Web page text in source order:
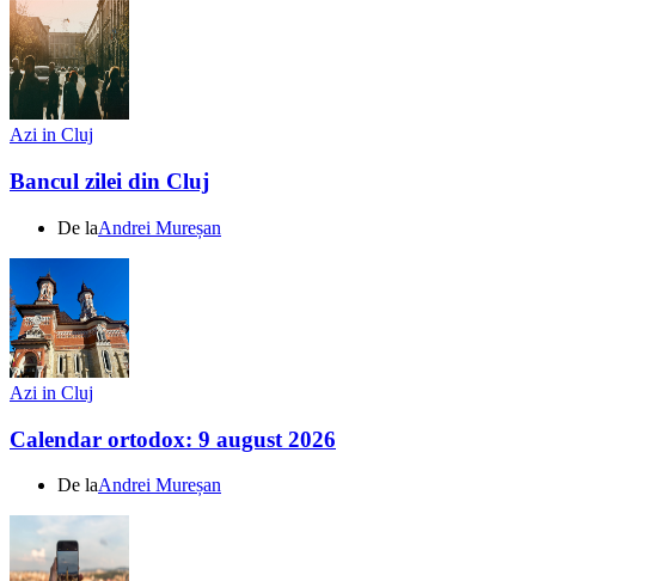
Azi in Cluj
Bancul zilei din Cluj
De laAndrei Mureșan
Azi in Cluj
Calendar ortodox: 9 august 2026
De laAndrei Mureșan